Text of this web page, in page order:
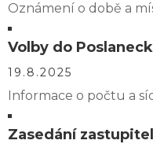
Oznámení o době a
Volby do
19.8.2025
Informace o počtu a
Zasedání